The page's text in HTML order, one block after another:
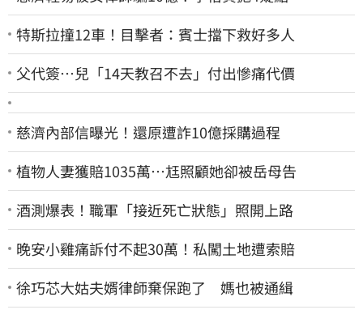
特斯拉撞12車！目擊者：賓士擋下救好多人
父代簽…兒「14天教召不去」付出慘痛代價
慈濟內部信曝光！還原遭詐10億採購過程
植物人妻獲賠1035萬…尪照顧她卻被岳母告
酒測爆表！職軍「接近死亡狀態」照開上路
晚安小雞痛訴付不起30萬！私闖土地遭索賠
徐巧芯大姑夫婿律師棄保跑了 媽也被通緝